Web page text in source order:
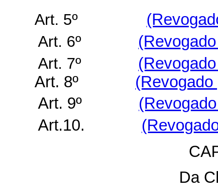
Art. 5º
Art. 6º
Art. 7º
Art. 8º (Revogado
Art. 9º
Art.10.
Da